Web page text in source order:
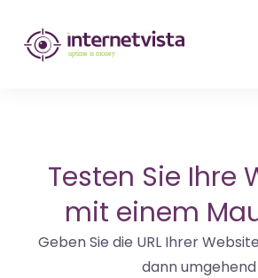
internetvista
Monitoring
Websites
und
Internet-
Diensten
Testen Sie Ihre
mit einem
Geben Sie die URL Ihrer
dann umgehend